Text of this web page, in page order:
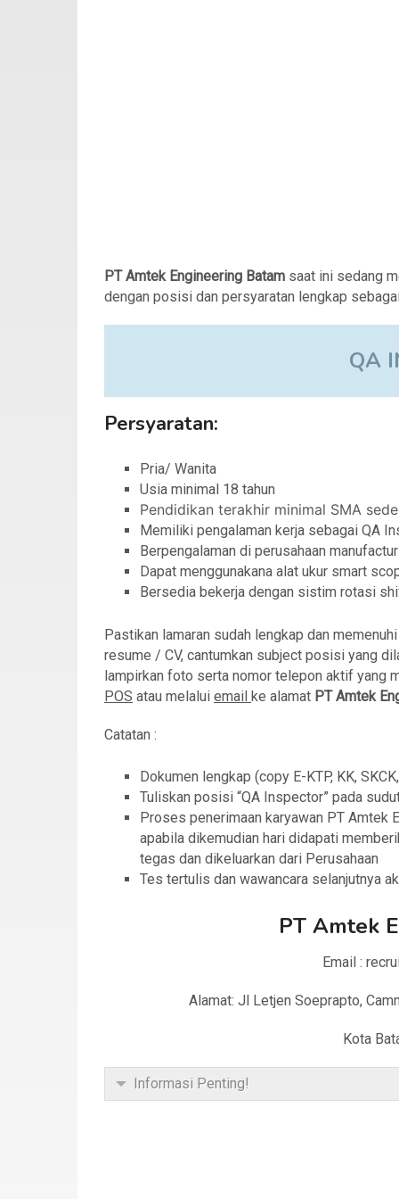
PT Amtek Engineering Batam saat ini sedang
dengan posisi dan persyaratan lengkap
QA
Persyaratan:
Pria/ Wanita
Usia minimal 18 tahun
Pendidikan terakhir minimal SMA
Memiliki pengalaman kerja sebagai QA
Berpengalaman di perusahaan
Dapat menggunakana alat ukur smart
Bersedia bekerja dengan sistim rotasi
Pastikan lamaran sudah lengkap dan
resume / CV, cantumkan subject posisi yang
lampirkan foto serta nomor telepon aktif yang
POS atau melalui email ke alamat PT Amtek
Catatan :
Dokumen lengkap (copy E-KTP, KK,
Tuliskan posisi “QA Inspector” pada
Proses penerimaan karyawan PT Amtek
apabila dikemudian hari didapati
tegas dan dikeluarkan dari Perusahaan
Tes tertulis dan wawancara selanjutnya
PT Amtek
Email :
Alamat: Jl Letjen Soeprapto,
Kota
Informasi Penting!